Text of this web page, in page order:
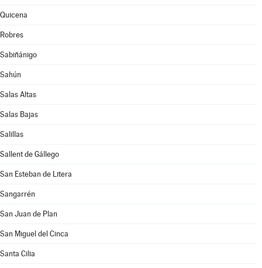
Quicena
Robres
Sabiñánigo
Sahún
Salas Altas
Salas Bajas
Salillas
Sallent de Gállego
San Esteban de Litera
Sangarrén
San Juan de Plan
San Miguel del Cinca
Santa Cilia